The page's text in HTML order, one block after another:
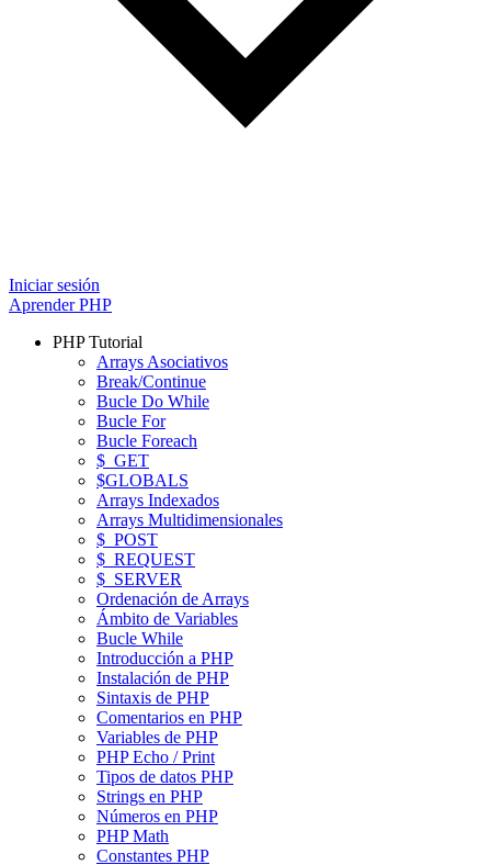
Iniciar sesión
Aprender PHP
PHP Tutorial
Arrays Asociativos
Break/Continue
Bucle Do While
Bucle For
Bucle Foreach
$_GET
$GLOBALS
Arrays Indexados
Arrays Multidimensionales
$_POST
$_REQUEST
$_SERVER
Ordenación de Arrays
Ámbito de Variables
Bucle While
Introducción a PHP
Instalación de PHP
Sintaxis de PHP
Comentarios en PHP
Variables de PHP
PHP Echo / Print
Tipos de datos PHP
Strings en PHP
Números en PHP
PHP Math
Constantes PHP